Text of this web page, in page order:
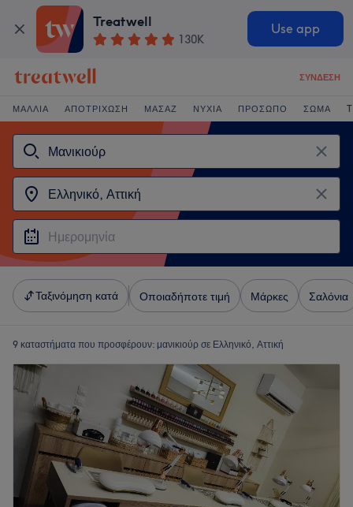
Treatwell
130K
Use app
ΣΎΝΔΕΣΗ
ΜΑΛΛΙΆ ΑΠΟΤΡΊΧΩΣΗ ΜΑΣΆΖ ΝΎΧΙΑ ΠΡΌΣΩΠΟ ΣΏΜΑ
Ταξινόμηση κατά Οποιαδήποτε τιμή Μάρκες Σαλόνια
9 καταστήματα που προσφέρουν: μανικιούρ σε Ελληνικό, Αττική